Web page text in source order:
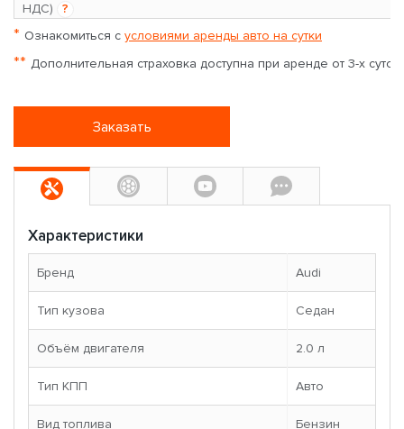
НДС)
?
* Ознакомиться с условиями аренды авто на сутки
** Дополнительная страховка доступна при аренде от 3-х суток
Заказать
Характеристики
Бренд Audi
Тип кузова Седан
Объём двигателя 2.0 л
Тип КПП Авто
Вид топлива Бензин